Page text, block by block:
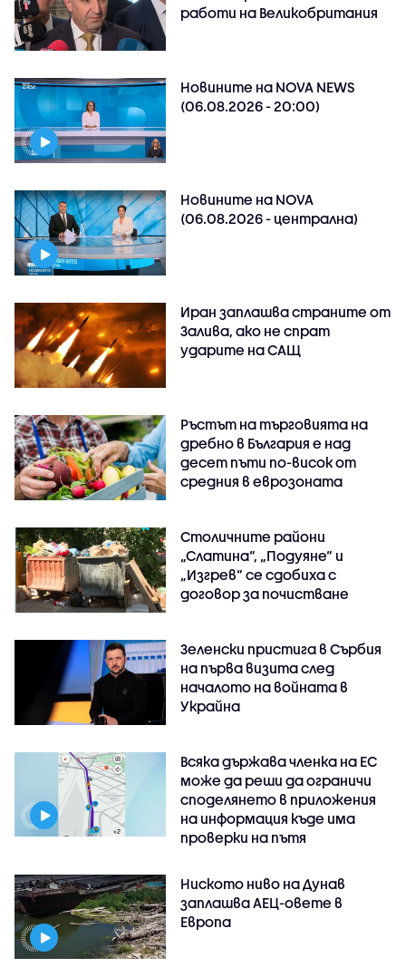
работи на Великобритания
Новините на NOVA NEWS
(06.08.2026 - 20:00)
Новините на NOVA
(06.08.2026 - централна)
Иран заплашва страните от
Залива, ако не спрат
ударите на САЩ
Ръстът на търговията на
дребно в България е над
десет пъти по-висок от
средния в еврозоната
Столичните райони
„Слатина“, „Подуяне“ и
„Изгрев“ се сдобиха с
договор за почистване
Зеленски пристига в Сърбия
на първа визита след
началото на войната в
Украйна
Всяка държава членка на ЕС
може да реши да ограничи
споделянето в приложения
на информация къде има
проверки на пътя
Ниското ниво на Дунав
заплашва АЕЦ-овете в
Европа